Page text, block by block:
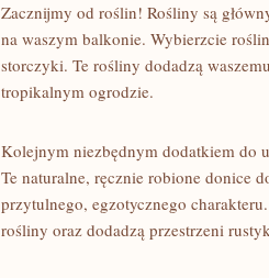
Zacznijmy ‌od ‌roślin! Rośliny są⁤
na waszym ⁣balkonie. Wybierzcie
storczyki. ‍Te rośliny dodadzą
tropikalnym ogrodzie.
Kolejnym niezbędnym⁢ dodatkiem do
Te naturalne, ręcznie ⁢robione donice
przytulnego, egzotycznego
rośliny oraz dodadzą ​przestrzeni